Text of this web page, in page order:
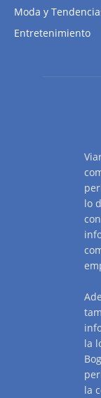
Moda y
Entretenimiento
lo
la
la